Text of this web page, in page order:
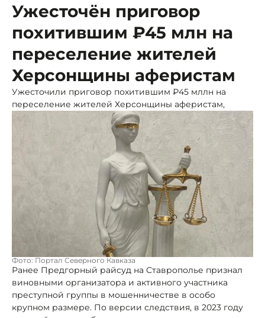
Ужесточён приговор
похитившим ₽45 млн на
переселение жителей
Херсонщины аферистам
Ужесточили приговор похитившим ₽45 мллн на
переселение жителей Херсонщины аферистам,
Фото: Портал Северного Кавказа
Ранее Предгорный райсуд на Ставрополье признал
виновными организатора и активного участника
преступной группы в мошенничестве в особо
крупном размере. По версии следствия, в 2023 году